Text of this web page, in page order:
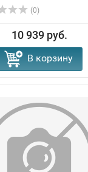
(0)
10 939 руб.
В корзину